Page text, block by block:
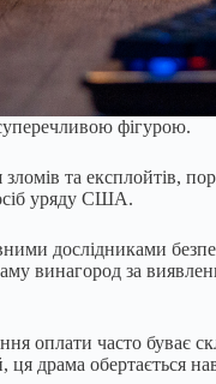
фігурою.
та експлойтів,
уряду США.
дослідниками
винагород за
оплати часто буває
драма обертається